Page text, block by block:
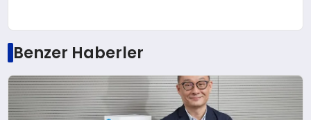
Benzer Haberler